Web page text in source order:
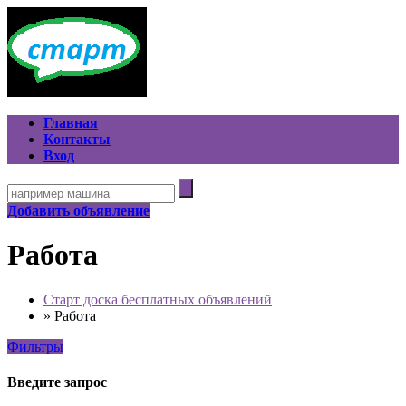
Главная
Контакты
Вход
Добавить объявление
Работа
Старт доска бесплатных объявлений
» Работа
Фильтры
Введите запрос